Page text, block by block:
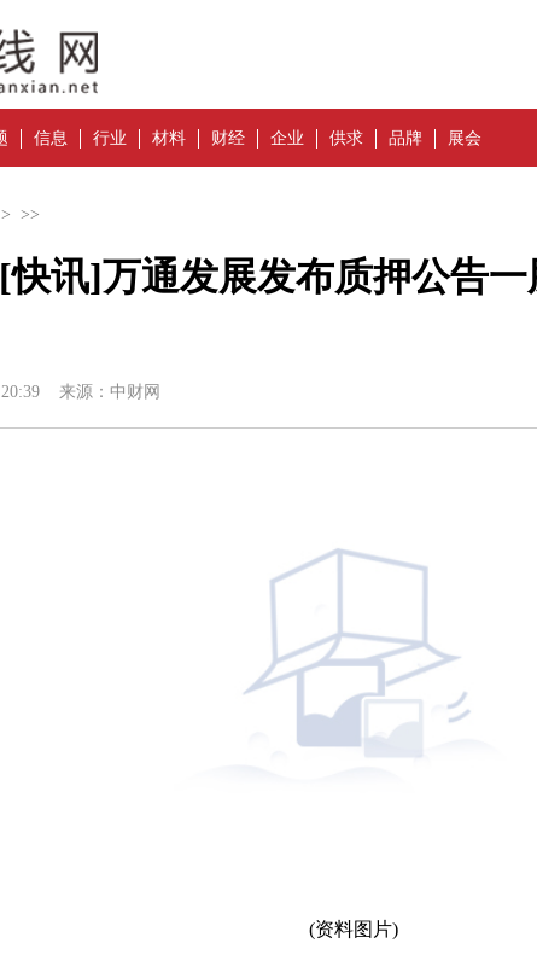
信息 行业 材料 财经 企业 供求 品牌 展会
> >>
[快讯]万通发展发布质押公告
来源：中财网
(资料图片)